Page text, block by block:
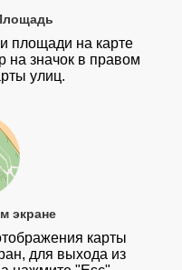
площади на карте
на значок в правом
улиц.
экране
карты
для выхода из